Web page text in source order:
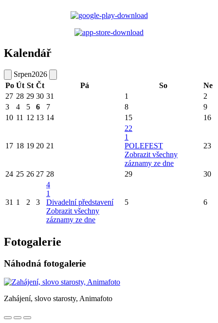
Kalendář
Srpen2026
Po Út St Čt Pá So
Ne
27 28 29 30 31 1
2
3
4 5 6 7 8
9
10 11 12 13 14 15 16
17 18 19 20 21
22
1
POLEFEST
Zobrazit všechny
záznamy ze dne
23
24 25 26 27 28 29 30
31 1 2 3
4
1
Divadelní představení
Zobrazit všechny
záznamy ze dne
5 6
Fotogalerie
Náhodná fotogalerie
Zahájení, slovo starosty, Animafoto